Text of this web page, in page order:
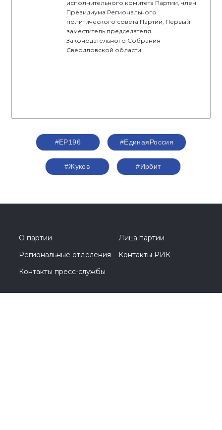
исполнительного комитета Партии, член
Президиума Регионального
политического совета Партии, Первый
заместитель председателя
Законодательного Собрания
Свердловской области
#ЕР196 #‎ЕдинаяРоссия
#Жуков #Ирбит
О партии
Лица партии
Региональные отделения
Контакты РИК
Контакты пресс-службы